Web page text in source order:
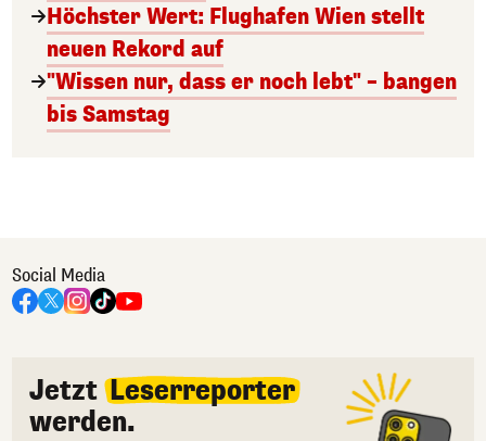
Höchster Wert: Flughafen Wien stellt
neuen Rekord auf
"Wissen nur, dass er noch lebt" – bangen
bis Samstag
Social Media
Jetzt Leserreporter
werden.